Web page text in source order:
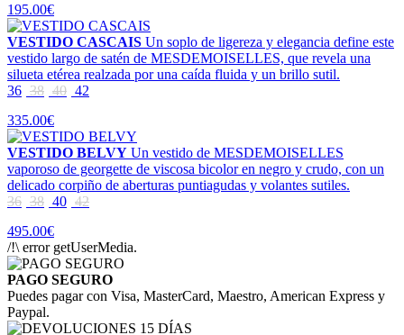
195.00€
VESTIDO CASCAIS Un soplo de ligereza y elegancia define este
vestido largo de satén de MESDEMOISELLES, que revela una
silueta etérea realzada por una caída fluida y un brillo sutil.
36 38 40 42
335.00€
VESTIDO BELVY Un vestido de MESDEMOISELLES
vaporoso de georgette de viscosa bicolor en negro y crudo, con un
delicado corpiño de aberturas puntiagudas y volantes sutiles.
36 38 40 42
495.00€
/!\ error getUserMedia.
PAGO SEGURO
Puedes pagar con Visa, MasterCard, Maestro, American Express y
Paypal.